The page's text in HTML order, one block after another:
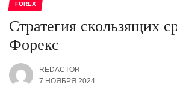
FOREX
Стратегия скользящих
Форекс
REDACTOR
7 НОЯБРЯ 2024